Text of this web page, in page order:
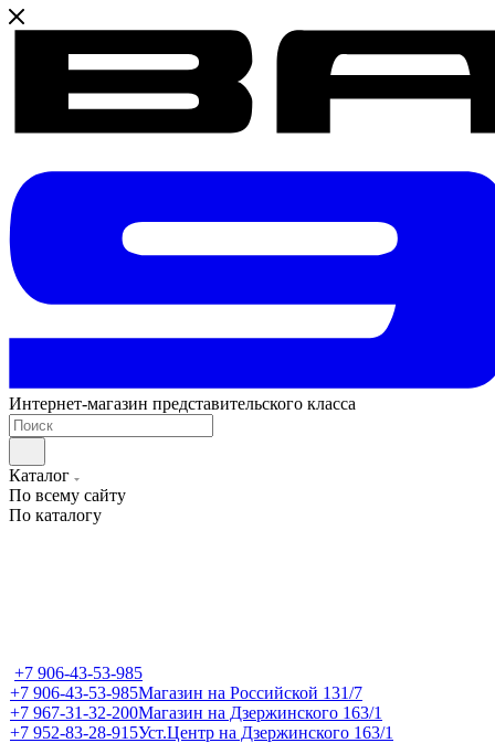
Интернет-магазин представительского класса
Каталог
По всему сайту
По каталогу
+7 906-43-53-985
+7 906-43-53-985Магазин на Российской 131/7
+7 967-31-32-200Магазин на Дзержинского 163/1
+7 952-83-28-915Уст.Центр на Дзержинского 163/1